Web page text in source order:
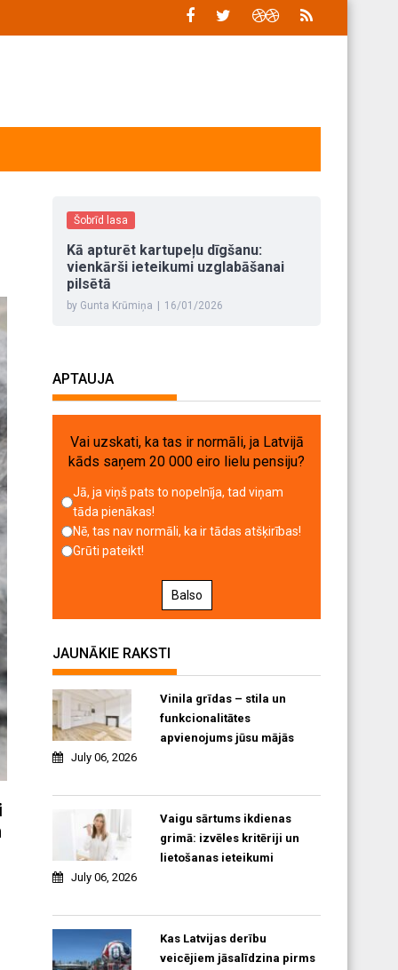
Šobrīd lasa
Kā apturēt kartupeļu dīgšanu:
vienkārši ieteikumi uzglabāšanai
pilsētā
by Gunta Krūmiņa 16/01/2026
APTAUJA
Vai uzskati, ka tas ir normāli, ja Latvijā
kāds saņem 20 000 eiro lielu pensiju?
Jā, ja viņš pats to nopelnīja, tad viņam
tāda pienākas!
Nē, tas nav normāli, ka ir tādas atšķirības!
Grūti pateikt!
Balso
JAUNĀKIE RAKSTI
Vinila grīdas – stila un
funkcionalitātes
apvienojums jūsu mājās
July 06, 2026
Vaigu sārtums ikdienas
grimā: izvēles kritēriji un
lietošanas ieteikumi
July 06, 2026
Kas Latvijas derību
veicējiem jāsalīdzina pirms